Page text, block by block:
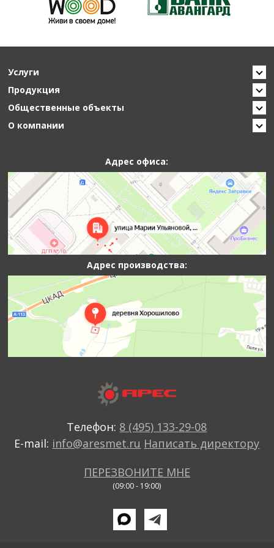
Услуги
Продукция
Общественные объекты
О компании
Адрес офиса:
Адрес производства:
Телефон: 8 (495) 133-29-08
E-mail: info@aresmet.ru Написать директору
ПЕРЕЗВОНИТЕ МНЕ
(09:00 - 19:00)